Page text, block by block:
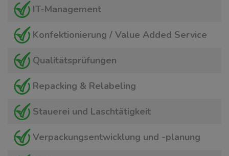
IT-Management
Konfektionierung / Value Added Service
Qualitätsprüfungen
Repacking & Relabeling
Stauerei und Laschtätigkeit
Verpackungsentwicklung und -planung